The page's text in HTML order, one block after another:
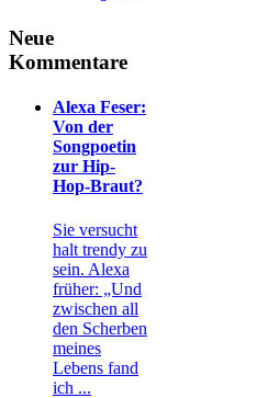
Neue
Kommentare
Alexa Feser:
Von der
Songpoetin
zur Hip-
Hop-Braut?
Sie versucht
halt trendy zu
sein. Alexa
früher: „Und
zwischen all
den Scherben
meines
Lebens fand
ich ...